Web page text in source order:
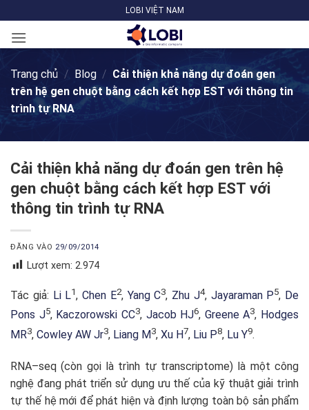
qua
nội
dung
LOBI VIỆT NAM
Trang chủ / Blog / Cải thiện khả năng dự đoán gen
trên hệ gen chuột bằng cách kết hợp EST với thông tin
trình tự RNA
Cải thiện khả năng dự đoán gen trên hệ
gen chuột bằng cách kết hợp EST với
thông tin trình tự RNA
ĐĂNG VÀO 29/09/2014
Tác giả: Li L1, Chen E2, Yang C3, Zhu J4, Jayaraman P5, De
Pons J5, Kaczorowski CC3, Jacob HJ6, Greene A3, Hodges
MR3, Cowley AW Jr3, Liang M3, Xu H7, Liu P8, Lu Y9.
RNA–seq(còn gọi là trình tự transcriptome) là một công
nghệ đang phát triển sử dụng ưu thế của kỹ thuật giải trình
tự thế hệ mới để phát hiện và định lượng toàn bộ sản phẩm
Lượt xem: 2.974